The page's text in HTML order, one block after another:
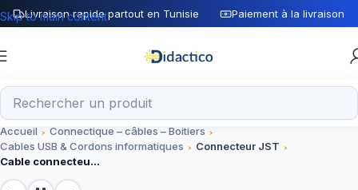
Livraison rapide partout en Tunisie Paiement à la livraison
Skip to main content
Accueil
Connectique – câbles – Boitiers
Cables USB & Cordons informatiques
Connecteur JST
Cable connecteur Femelle JST 2.54 – 10Pin + connecteur male